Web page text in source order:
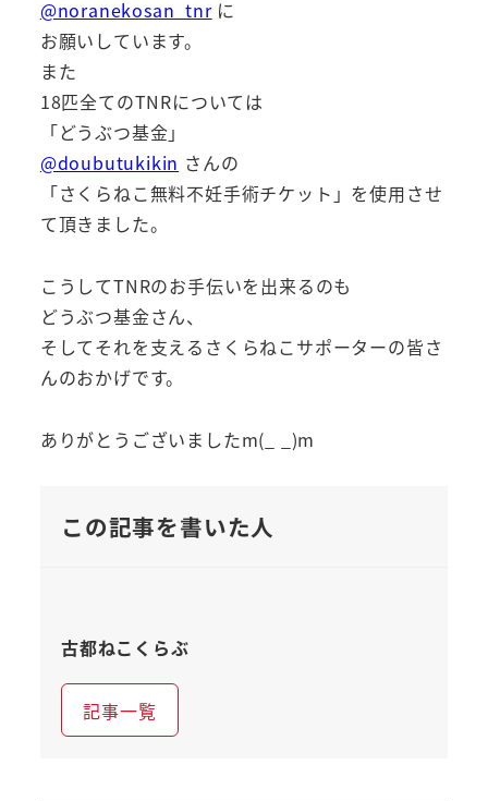
@noranekosan_tnrに
お願いしています。
また
18匹全てのTNRについては
「どうぶつ基金」
@doubutukikin さんの
「さくらねこ無料不妊手術チケット」を使用させ
て頂きました。
こうしてTNRのお手伝いを出来るのも
どうぶつ基金さん、
そしてそれを支えるさくらねこサポーターの皆さ
んのおかげです。
ありがとうございましたm(_ _)m
この記事を書いた人
古都ねこくらぶ
記事一覧